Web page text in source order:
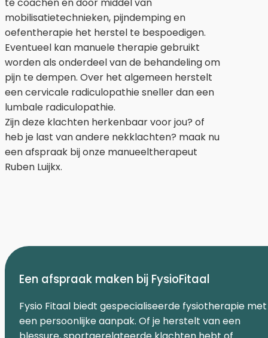
mobilisatietechnieken, pijndemping en
oefentherapie het herstel te bespoedigen.
Eventueel kan manuele therapie gebruikt
worden als onderdeel van de behandeling om
pijn te dempen. Over het algemeen herstelt
een cervicale radiculopathie sneller dan een
lumbale radiculopathie.
Zijn deze klachten herkenbaar voor jou? of
heb je last van andere nekklachten? maak nu
een afspraak bij onze manueeltherapeut
Ruben Luijkx.
Een afspraak maken bij FysioFitaal
Fysio Fitaal biedt gespecialiseerde fysiotherapie met
een persoonlijke aanpak. Of je herstelt van een